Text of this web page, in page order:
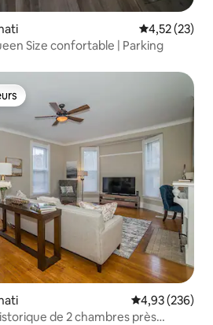
Évaluation
4,52 (23)
Size confortable | Parking
Évaluation
4,93 (236)
de 2 chambres près